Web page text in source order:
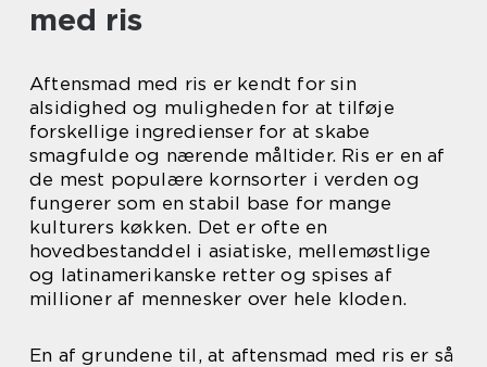
med ris
Aftensmad med ris er kendt for sin
alsidighed og muligheden for at tilføje
forskellige ingredienser for at skabe
smagfulde og nærende måltider. Ris er en af
de mest populære kornsorter i verden og
fungerer som en stabil base for mange
kulturers køkken. Det er ofte en
hovedbestanddel i asiatiske, mellemøstlige
og latinamerikanske retter og spises af
millioner af mennesker over hele kloden.
En af grundene til, at aftensmad med ris er så